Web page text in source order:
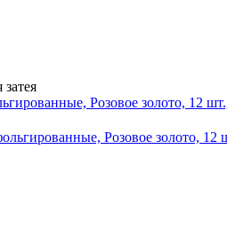
Розовое золото, 12